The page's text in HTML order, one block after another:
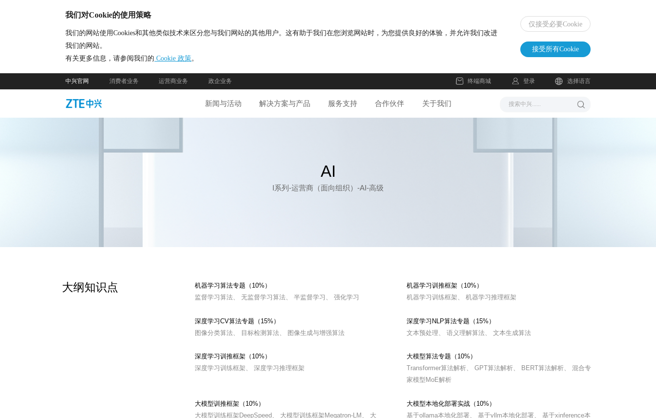
我们对Cookie的使用策略
我们的网站使用Cookies和其他类似技术来区分您与我们网站的其他用户。这有助于我们在您浏览网站时，为您提供良好的体验，并允许我们改进
我们的网站。
有关更多信息，请参阅我们的 Cookie 政策。
仅接受必要Cookie
接受所有Cookie
中兴官网 消费者业务 运营商业务 政企业务 终端商城 登录 选择语言
新闻与活动 解决方案与产品 服务支持 合作伙伴 关于我们
AI
I系列-运营商（面向组织）-AI-高级
大纲知识点
机器学习算法专题（10%）
监督学习算法、 无监督学习算法、 半监督学习、 强化学习
机器学习训推框架（10%）
机器学习训练框架、 机器学习推理框架
深度学习CV算法专题（15%）
图像分类算法、 目标检测算法、 图像生成与增强算法
深度学习NLP算法专题（15%）
文本预处理、 语义理解算法、 文本生成算法
深度学习训推框架（10%）
深度学习训练框架、 深度学习推理框架
大模型算法专题（10%）
Transformer算法解析、 GPT算法解析、 BERT算法解析、 混合专
家模型MoE解析
大模型训推框架（10%）
大模型训练框架DeepSpeed、 大模型训练框架Megatron-LM、 大
大模型本地化部署实战（10%）
基于ollama本地化部署、 基于vllm本地化部署、 基于xinference本